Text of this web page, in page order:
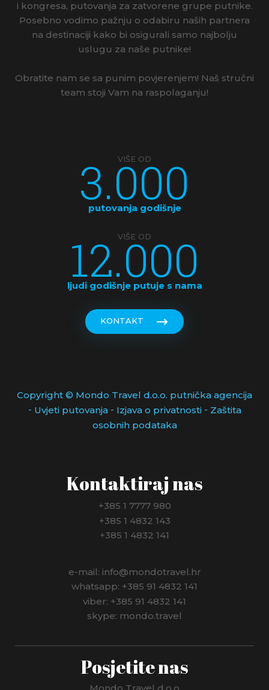
i kongresa, putovanja za zatvorene grupe putnike.
Posebno vodimo pažnju o odabiru naših partnera
na destinaciji kako bi osigurali samo najbolju
uslugu za naše putnike!
Obratite nam se sa punim povjerenjem! Naš stručni
team stoji Vam na raspolaganju!
VIŠE OD
3.000
putovanja godišnje
VIŠE OD
12.000
ljudi godišnje putuje s nama
KONTAKT
Copyright © Mondo Travel d.o.o. putnička agencija
- Uvjeti putovanja- Izjava o privatnosti- Zaštita
osobnih podataka
Kontaktiraj nas
+385 1 7777 980
+385 1 4832 143
+385 1 4832 141
e-mail: info@mondotravel.hr
whatsapp: +385 91 4832 141
viber: +385 91 4832 141
skype: mondo.travel
Posjetite nas